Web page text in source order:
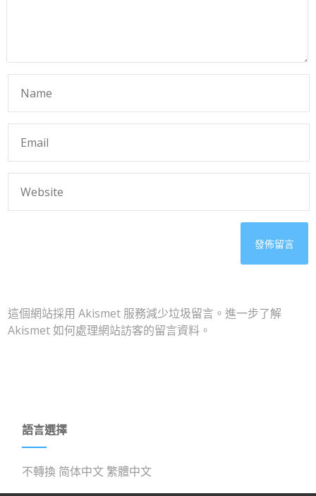
這個網站採用 Akismet 服務減少垃圾留言。進一步了解
Akismet 如何處理網站訪客的留言資料 。
語言選擇
不轉換 简体中文 繁體中文